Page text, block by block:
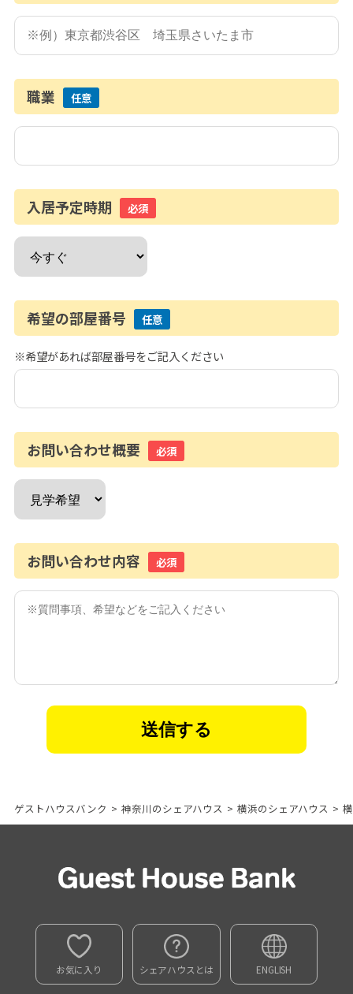
職業 任意
入居予定時期 必須
希望の部屋番号 任意
※希望があれば部屋番号をご記入ください
お問い合わせ概要 必須
お問い合わせ内容 必須
ゲストハウスバンク > 神奈川のシェアハウス > 横浜のシェアハウス >
お気に入り シェアハウスとは ENGLISH